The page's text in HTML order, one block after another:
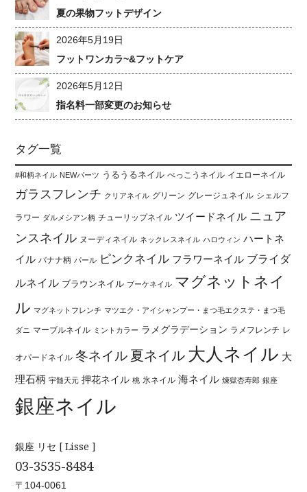
夏の果物フットデザイン
2026年5月19日
フットワンカラ~&フットケア
2026年5月12日
指名料一部変更のお知らせ
タグ一覧
#和柄ネイル NEWパーツ うるうるネイル べっこうネイル イエローネイル
ガラスフレンチ クリアネイル グリーン グレージュネイル シェルフ
ラワー ダルメシアン柄 チューリップネイル ツイードネイル ニュア
ンスネイル ヌーディネイル ネックレスネイル ハロウィン ハートネ
イル バナナ柄 パール ピンクネイル フラワーネイル ブライダ
ルネイル ブラウンネイル ブーケネイル マグネットネイ
ル マグネットフレンチ マツエク・アイシャンプー・まつ毛エクステ・まつ毛
ダニ マーブルネイル ミントカラー ラメグラデーション ラメフレンチ レ
オパードネイル 冬ネイル 夏ネイル 大人ネイル 大
理石柄 宇髄天元 押花ネイル 桃 氷ネイル 海ネイル 煉獄杏寿郎 銀座
銀座ネイル
銀座 リセ [ Lisse ]
03-3535-8484
〒104-0061